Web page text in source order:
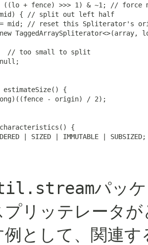
((lo + fence) >>> 1) & ~1; // force
{ // split out left half
mid; // reset this Spliterator's
TaggedArraySpliterator<>(array,
// too small to split
estimateSize() {
- origin) / 2);
{
| SIZED | IMMUTABLE | SUBSIZED;
パッ
プリッテレータ
例として、関連